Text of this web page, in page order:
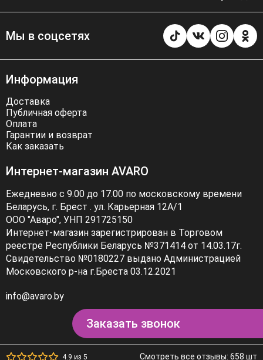
идеальный вариант для любого случая — будь то
деловая встреча, романтический ужин или вечеринка.
Верхняя одежда в магазине Avaro также отличается
незаменимыми элементами вашего гардероба в любое
время года. Не забывайте и об аксессуарах — они
играют важную роль в создании образа. В магазине
Avaro вы найдёте широкий выбор сумок, шарфов, шляп
и других аксессуаров, которые дополнят ваш образ и
качественную модную одежду в интернет-магазине
Мы в соцсетях
Информация
Доставка
Публичная оферта
Оплата
Гарантии и возврат
Как заказать
Интернет-магазин AVARO
Ежедневно с 9.00 до 17.00 по московскому времени
Беларусь, г. Брест . ул. Карьерная 12А/1
ООО "Аваро", УНП 291725150
Интернет-магазин зарегистрирован в Торговом
реестре Республики Беларусь №371414 от 14.03.17г.
Свидетельство №0180227 выдано Администрацией
Московского р-на г.Бреста 03.12.2021
info@avaro.by
Заказать звонок
4.9 из 5 Смотреть все отзывы: 658 шт